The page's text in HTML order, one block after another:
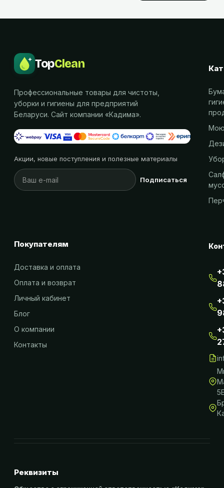
TopClean
Профессиональные товары для чистоты,
уборки и гигиены для предприятий
Беларуси. Сайт компании «Кадима».
Акции, новые поступления и полезные материалы
Подписаться
Покупателям
Доставка и оплата
Оплата и возврат
Личный кабинет
Блог
О компании
Контакты
Реквизиты